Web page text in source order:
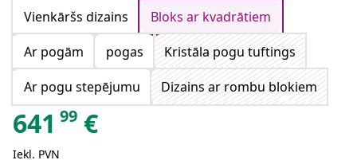
Vienkāršs dizains
Bloks ar kvadrātiem
Ar pogām
pogas
Kristāla pogu tuftings
Ar pogu stepējumu
Dizains ar rombu blokiem
641 99 €
Iekļ. PVN